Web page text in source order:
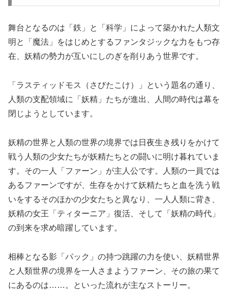
舞台となるのは「鉄」と「科学」によって築かれた人類文
明と「魔法」をはじめとするファンタジックな力をもつ存
在、妖精の勢力が互いにしのぎを削りあう世界です。
「ラスティッドモス（さびたこけ）」という題名の通り、
人類の支配領域に「妖精」たちが進出、人間の時代は幕を
閉じようとしています。
妖精の世界と人類の世界の境界では日夜生き残りをかけて
戦う人類の少女たちが妖精たちとの闘いに明け暮れていま
す。その一人「ファーン」が主人公です。人類の一員では
あるファーンですが、生存をかけて妖精たちと血を洗う戦
いをするそのほかの少女たちと異なり、一人人類に背き、
妖精の女王「ティターニア」復活、そして「妖精の時代」
の到来を求め暗躍しています。
相棒となる影「パック」の持つ跳躍の力を使い、妖精世界
と人類世界の境界を一人さまようファーン、その旅の果て
にあるのは……。といった流れが主なストーリー。